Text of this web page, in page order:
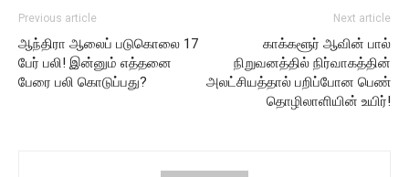
Previous article
ஆந்திரா ஆலைப் படுகொலை 17
பேர் பலி! இன்னும் எத்தனை
பேரை பலி கொடுப்பது?
Next article
காக்களூர் ஆவின் பால்
நிறுவனத்தில் நிர்வாகத்தின்
அலட்சியத்தால் பறிப்போன பெண்
தொழிலாளியின் உயிர்!